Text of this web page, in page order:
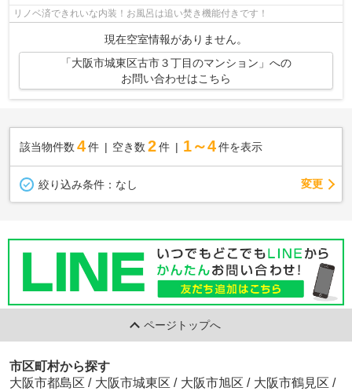
リノベ済できれいな内装！お風呂は追い焚き機能付きです！
現在空室情報がありません。
「大阪市城東区古市３丁目のマンション」への
お問い合わせはこちら
該当物件数 4件 空き数 2 件 1～4 件を表示
絞り込み条件： なし 変更
ページトップへ
市区町村から探す
大阪市都島区 / 大阪市城東区 / 大阪市旭区 / 大阪市鶴見区 /